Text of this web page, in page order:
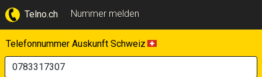
Telno.ch Nummer melden
Telefonnummer Auskunft Schweiz